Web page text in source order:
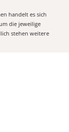
handelt es sich
die jeweilige
stehen weitere